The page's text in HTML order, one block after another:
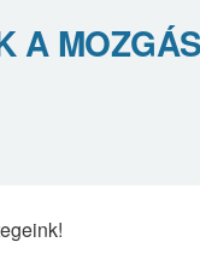
A